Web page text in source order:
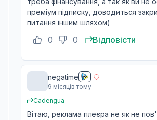
преміум підписку, доводиться
питання іншим шляхом)
0 0 Відповісти
negatime
9 місяців тому
Cadengua
Вітаю, реклама плеєра не як не